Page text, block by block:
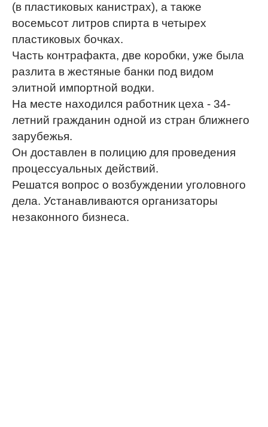
(в пластиковых канистрах), а также
восемьсот литров спирта в четырех
пластиковых бочках.
Часть контрафакта, две коробки, уже была
разлита в жестяные банки под видом
элитной импортной водки.
На месте находился работник цеха - 34-
летний гражданин одной из стран ближнего
зарубежья.
Он доставлен в полицию для проведения
процессуальных действий.
Решатся вопрос о возбуждении уголовного
дела. Устанавливаются организаторы
незаконного бизнеса.